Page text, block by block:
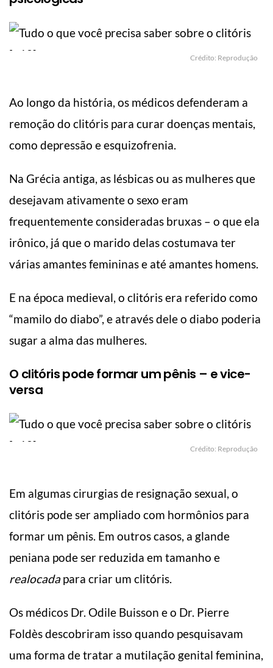
Crédito: Reprodução
Ao longo da história, os médicos defenderam a
remoção do clitóris para curar doenças mentais,
como depressão e esquizofrenia.
Na Grécia antiga, as lésbicas ou as mulheres que
desejavam ativamente o sexo eram
frequentemente consideradas bruxas – o que ela
irônico, já que o marido delas costumava ter
várias amantes femininas e até amantes homens.
E na época medieval, o clitóris era referido como
“mamilo do diabo”, e através dele o diabo poderia
sugar a alma das mulheres.
O clitóris pode formar um pênis – e vice-
versa
Crédito: Reprodução
Em algumas cirurgias de resignação sexual, o
clitóris pode ser ampliado com hormônios para
formar um pênis. Em outros casos, a glande
peniana pode ser reduzida em tamanho e
realocadapara criar um clitóris.
Os médicos Dr. Odile Buisson e o Dr. Pierre
Foldès descobriram isso quando pesquisavam
uma forma de tratar a mutilação genital feminina,